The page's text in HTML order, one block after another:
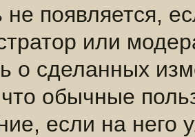
не появляется,
или
о сделанных
обычные
если на него